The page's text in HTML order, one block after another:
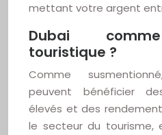
mettant votre argent
Dubai
touristique ?
Comme
peuvent bénéficier
élevés et des
le secteur du tourisme,